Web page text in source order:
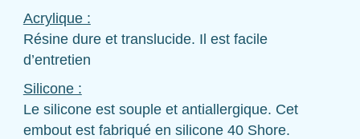
Acrylique :
Résine dure et translucide. Il est facile
d’entretien
Silicone :
Le silicone est souple et antiallergique. Cet
embout est fabriqué en silicone 40 Shore.